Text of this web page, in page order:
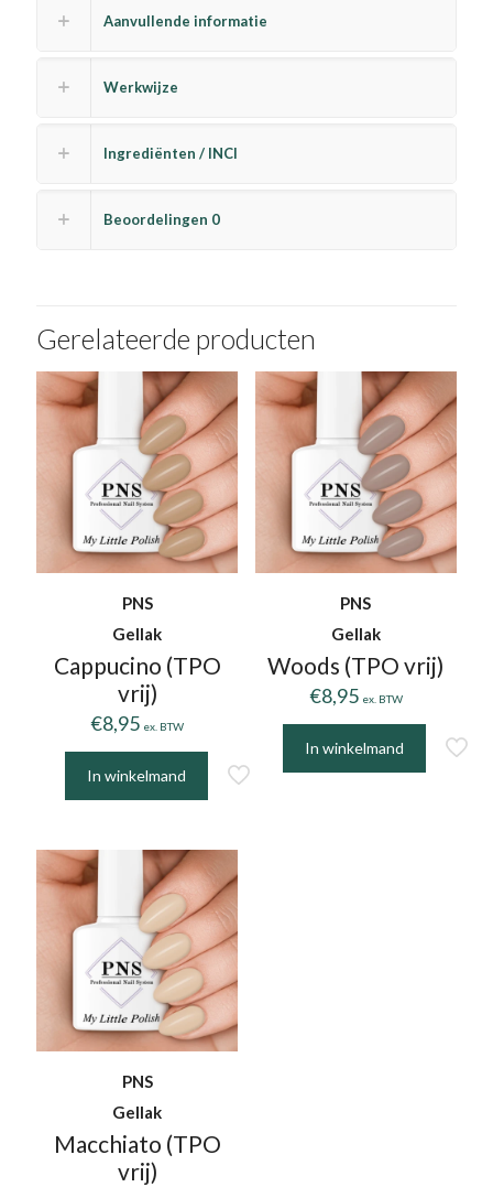
Aanvullende informatie
Werkwijze
Ingrediënten / INCI
Beoordelingen 0
Gerelateerde producten
PNS
Gellak
Cappucino (TPO
vrij)
€8,95 ex. BTW
In winkelmand
PNS
Gellak
Woods (TPO vrij)
€8,95 ex. BTW
In winkelmand
PNS
Gellak
Macchiato (TPO
vrij)